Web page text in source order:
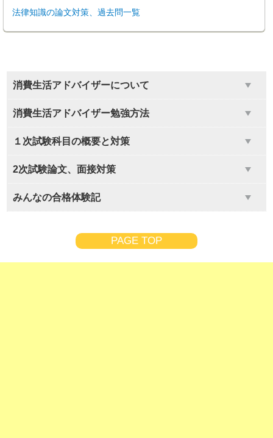
法律知識の論文対策、過去問一覧
消費生活アドバイザーについて
消費生活アドバイザー勉強方法
１次試験科目の概要と対策
2次試験論文、面接対策
みんなの合格体験記
PAGE TOP